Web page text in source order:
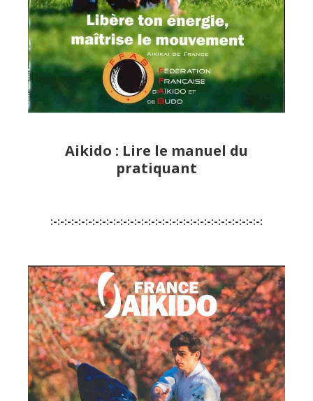
Aikido : Lire le manuel du
pratiquant
:-:-:-:-:-:-:-:-:-:-:-:-:-:-:-:-:-:-:-:-:-:-:-:-:-:-:-:-:-:-: